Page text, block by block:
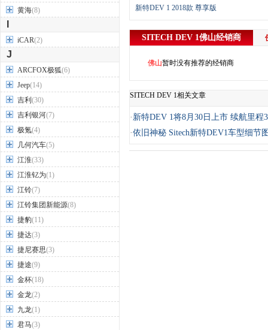
黄海(8)
iCAR(2)
J
ARCFOX极狐(6)
Jeep(14)
吉利 (30)
吉利银河(7)
极氪(4)
几何汽车(5)
江淮(33)
江淮钇为(1)
江铃(7)
江铃集团新能源(8)
捷豹(11)
捷达(3)
捷尼赛思(3)
捷途(9)
金杯(18)
金龙(2)
九龙(1)
君马(3)
新特DEV 1 2018款 尊享版
SITECH DEV 1佛山经销商
佛山暂时没有推荐的经销商
SITECH DEV 1相关文章
· 新特DEV 1将8月30日上市 续航里程
·依旧神秘 Sitech新特DEV1车型细节